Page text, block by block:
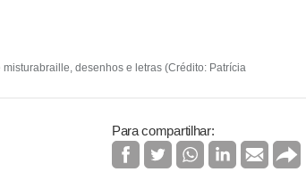
desenhos e letras (Crédito: Patrícia
Para compartilhar: